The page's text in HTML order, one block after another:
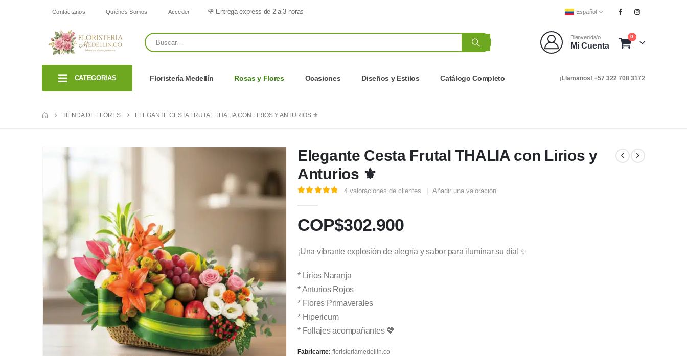
Contáctanos Quiénes Somos Acceder 🌹 Entrega express de 2 a 3 horas Español
Bienvenida/o
Mi Cuenta
0
CATEGORIAS Floristería Medellín Rosas y Flores Ocasiones Diseños y Estilos Catálogo Completo ¡Llamanos! +57 322 708 3172
TIENDA DE FLORES ELEGANTE CESTA FRUTAL THALIA CON LIRIOS Y ANTURIOS ⚜️
Elegante Cesta Frutal THALIA con Lirios y
Anturios ⚜️
4 valoraciones de clientes Añadir una valoración
COP$302.900
¡Una vibrante explosión de alegría y sabor para iluminar su día! ✨
* Lirios Naranja
* Anturios Rojos
* Flores Primaverales
* Hipericum
* Follajes acompañantes 💖
Fabricante: floristeriamedellin.co